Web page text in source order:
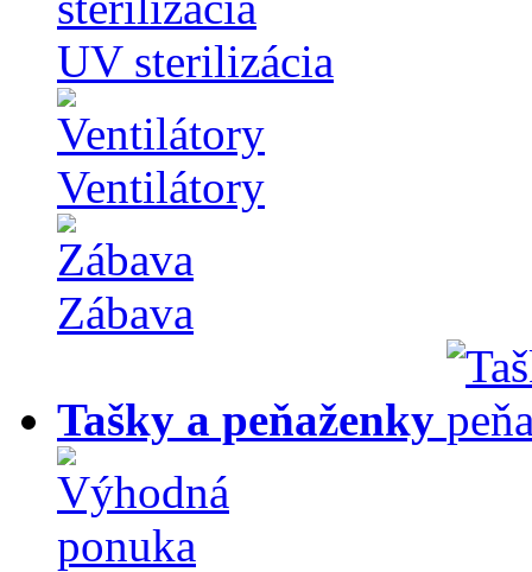
UV sterilizácia
Ventilátory
Zábava
Tašky a peňaženky